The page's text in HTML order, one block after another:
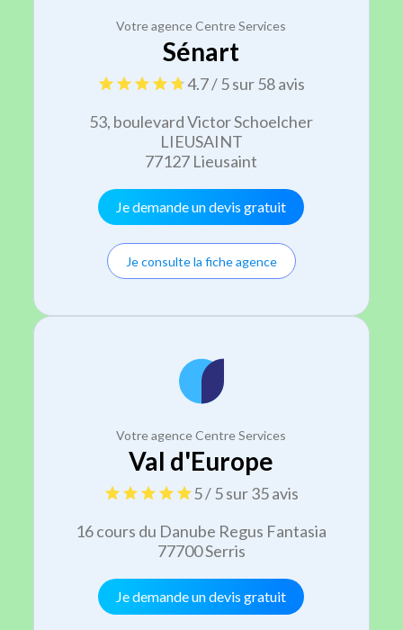
Votre agence Centre Services
Sénart
4.7 / 5 sur 58 avis
53, boulevard Victor Schoelcher
LIEUSAINT
77127 Lieusaint
Je demande un devis gratuit
Je consulte la fiche agence
Votre agence Centre Services
Val d'Europe
5 / 5 sur 35 avis
16 cours du Danube Regus Fantasia
77700 Serris
Je demande un devis gratuit